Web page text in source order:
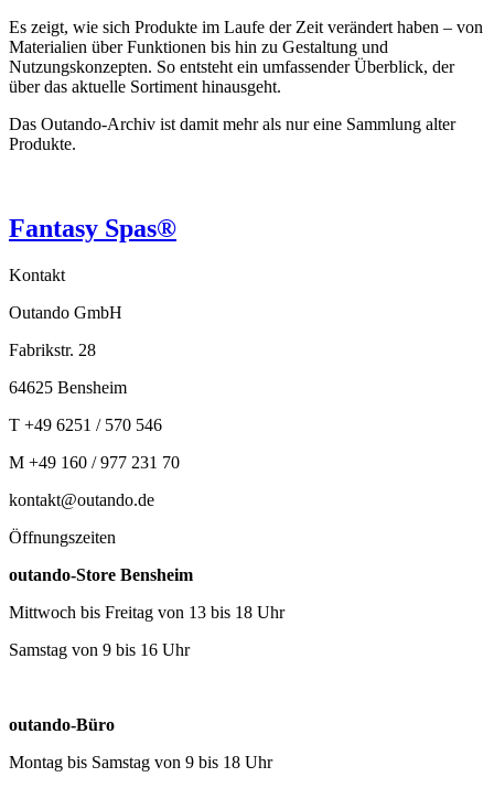
Es zeigt, wie sich Produkte im Laufe der Zeit verändert haben – von
Materialien über Funktionen bis hin zu Gestaltung und
Nutzungskonzepten. So entsteht ein umfassender Überblick, der
über das aktuelle Sortiment hinausgeht.
Das Outando-Archiv ist damit mehr als nur eine Sammlung alter
Produkte.
Fantasy Spas®
Kontakt
Outando GmbH
Fabrikstr. 28
64625 Bensheim
T +49 6251 / 570 546
M +49 160 / 977 231 70
kontakt@outando.de
Öffnungszeiten
outando-Store Bensheim
Mittwoch bis Freitag von 13 bis 18 Uhr
Samstag von 9 bis 16 Uhr
outando-Büro
Montag bis Samstag von 9 bis 18 Uhr